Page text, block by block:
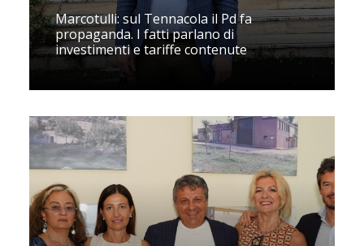
Marcotulli: sul Tennacola il Pd fa
propaganda. I fatti parlano di
investimenti e tariffe contenute